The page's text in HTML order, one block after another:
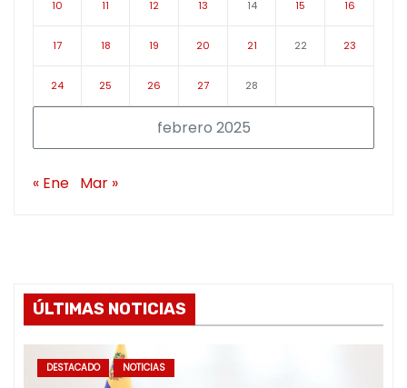
febrero 2025
10 11 12 13 14 15 16
17 18 19 20 21 22 23
24 25 26 27 28
« Ene Mar »
ÚLTIMAS NOTICIAS
DESTACADO NOTICIAS